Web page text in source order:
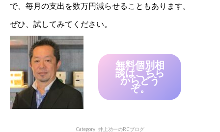
で、毎月の支出を数万円減らせることもあります。
ぜひ、試してみてください。
無料個別相
談はこちら
からどう
ぞ。
Category: 井上功一のRCブログ